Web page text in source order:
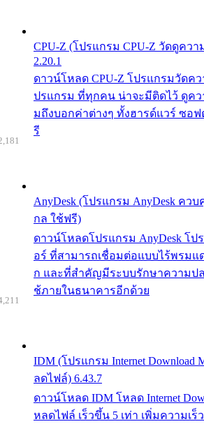
CPU-Z (โปรแกรม CPU-Z วัดดูควา
2.20.1
ดาวน์โหลด CPU-Z โปรแกรมวัดคว
ปรแกรม ที่ทุกคน น่าจะมีติดไว้ ดูคว
มถึงบอกค่าต่างๆ ทั้งฮารด์แวร์ ซอฟ
รี
AnyDesk (โปรแกรม AnyDesk คว
กล ใช้ฟรี)
ดาวน์โหลดโปรแกรม AnyDesk โ
อร์ ที่สามารถเชื่อมต่อแบบไร้พรมแ
ก และที่สำคัญมีระบบรักษาความป
ช้ภายในธนาคารอีกด้วย
IDM (โปรแกรม Internet Download
ลดไฟล์) 6.43.7
ดาวน์โหลด IDM โหลด Internet
หลดไฟล์ เร็วขึ้น 5 เท่า เพิ่มความเ